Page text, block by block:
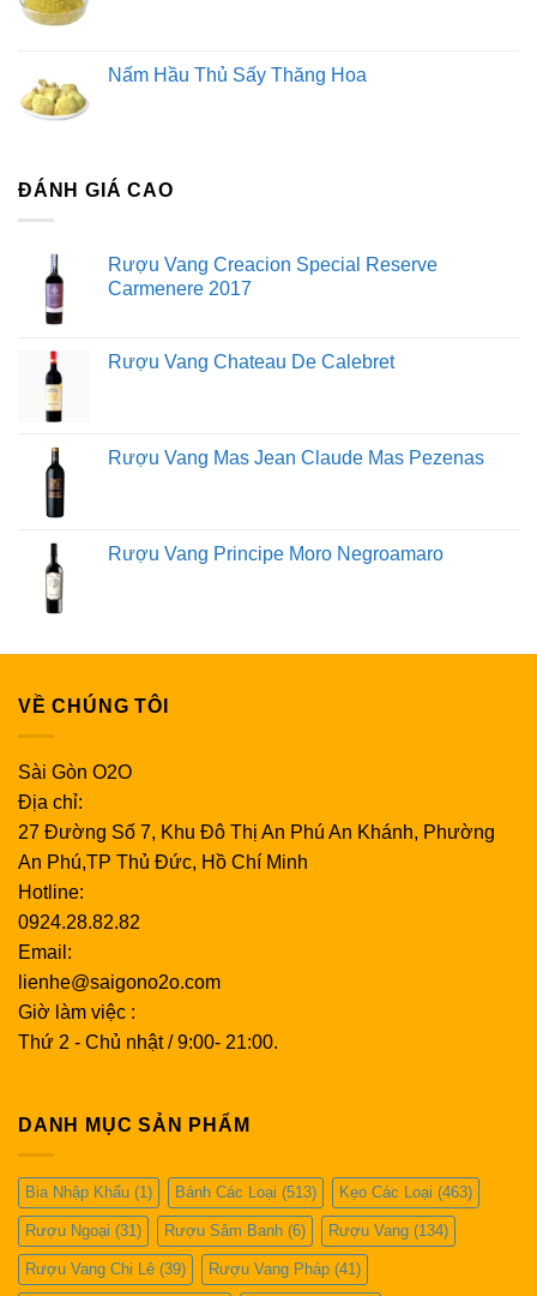
Nấm Hầu Thủ Sấy Thăng Hoa
ĐÁNH GIÁ CAO
Rượu Vang Creacion Special Reserve
Carmenere 2017
Rượu Vang Chateau De Calebret
Rượu Vang Mas Jean Claude Mas Pezenas
Rượu Vang Principe Moro Negroamaro
VỀ CHÚNG TÔI
Sài Gòn O2O
Địa chỉ:
27 Đường Số 7, Khu Đô Thị An Phú An Khánh, Phường
An Phú,TP Thủ Đức, Hồ Chí Minh
Hotline:
0924.28.82.82
Email:
lienhe@saigono2o.com
Giờ làm việc :
Thứ 2 - Chủ nhật / 9:00- 21:00.
DANH MỤC SẢN PHẨM
Bia Nhập Khẩu (1) Bánh Các Loại (513) Kẹo Các Loại (463)
Rượu Ngoại (31) Rượu Sâm Banh (6) Rượu Vang (134)
Rượu Vang Chi Lê (39) Rượu Vang Pháp (41)